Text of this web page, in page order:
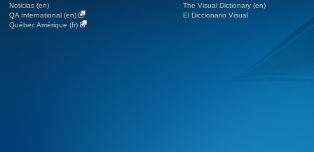
Noticias (en)
QA International (en)
Québec Amérique (fr)
The Visual Dictionary (en)
El Diccionario Visual